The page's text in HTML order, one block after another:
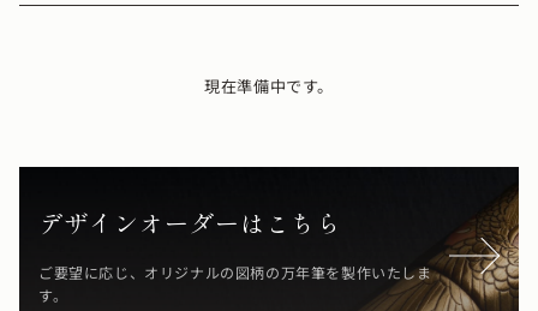
現在準備中です。
デザインオーダーはこちら
ご要望に応じ、オリジナルの図柄の万年筆を製作いたしま
す。